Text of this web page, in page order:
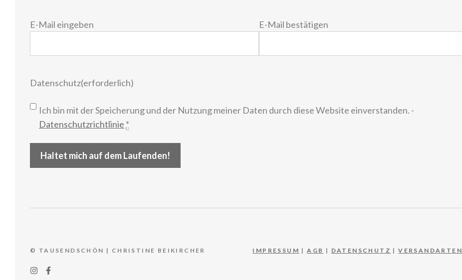
E-
E-Mail eingeben E-Mail bestätigen
Datenschutz(erforderlich)
Ich bin mit der Speicherung und der Nutzung meiner Daten durch diese Website einverstanden. -
Datenschutzrichtlinie *
Haltet mich auf dem Laufenden!
© TAUSENDSCHÖN | CHRISTINE BEIKIRCHER IMPRESSUM |AGB | DATENSCHUTZ |VERSANDARTEN